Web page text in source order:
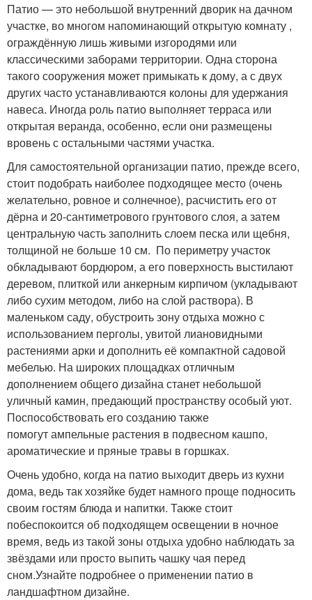
Патио — это небольшой внутренний дворик на дачном
участке, во многом напоминающий открытую комнату ,
ограждённую лишь живыми изгородями или
классическими заборами территории. Одна сторона
такого сооружения может примыкать к дому, а с двух
других часто устанавливаются колоны для удержания
навеса. Иногда роль патио выполняет терраса или
открытая веранда, особенно, если они размещены
вровень с остальными частями участка.
Для самостоятельной организации патио, прежде всего,
стоит подобрать наиболее подходящее место (очень
желательно, ровное и солнечное), расчистить его от
дёрна и 20-сантиметрового грунтового слоя, а затем
центральную часть заполнить слоем песка или щебня,
толщиной не больше 10 см. По периметру участок
обкладывают бордюром, а его поверхность выстилают
деревом, плиткой или анкерным кирпичом (укладывают
либо сухим методом, либо на слой раствора). В
маленьком саду, обустроить зону отдыха можно с
использованием перголы, увитой лиановидными
растениями арки и дополнить её компактной садовой
мебелью. На широких площадках отличным
дополнением общего дизайна станет небольшой
уличный камин, предающий пространству особый уют.
Поспособствовать его созданию также
помогут ампельные растения в подвесном кашпо,
ароматические и пряные травы в горшках.
Очень удобно, когда на патио выходит дверь из кухни
дома, ведь так хозяйке будет намного проще подносить
своим гостям блюда и напитки. Также стоит
побеспокоится об подходящем освещении в ночное
время, ведь из такой зоны отдыха удобно наблюдать за
звёздами или просто выпить чашку чая перед
сном.Узнайте подробнее о применении патио в
ландшафтном дизайне.